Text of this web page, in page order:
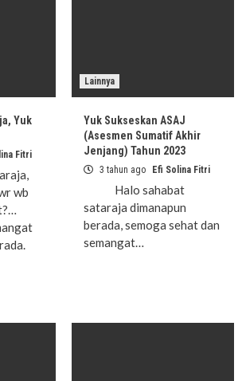
Yuk
Fitri
wb
Lainnya
Yuk Sukseskan ASAJ
(Asesmen Sumatif Akhir
Jenjang) Tahun 2023
3 tahun ago Efi Solina Fitri
Halo sahabat
sataraja dimanapun
berada, semoga sehat dan
semangat…